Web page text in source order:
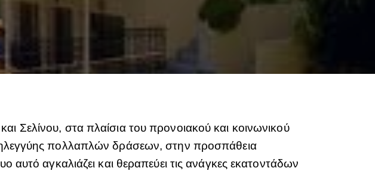
Σελίνου, στα πλαίσια του προνοιακού και κοινωνικού
πολλαπλών δράσεων, στην προσπάθεια
αυτό αγκαλιάζει και θεραπεύει τις ανάγκες εκατοντάδων